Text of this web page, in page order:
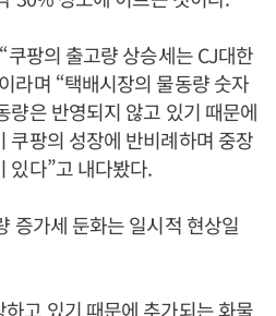
팡의 출고량 상승세는 CJ대한
라며 “택배시장의 물동량 숫자
량은 반영되지 않고 있기 때문에
쿠팡의 성장에 반비례하며 중장
있다”고 내다봤다.
증가세 둔화는 일시적 현상일
고 있기 때문에 추가되는 화물